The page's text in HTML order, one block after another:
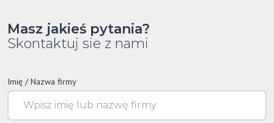
Masz jakieś pytania?
Skontaktuj sie z nami
Imię / Nazwa firmy